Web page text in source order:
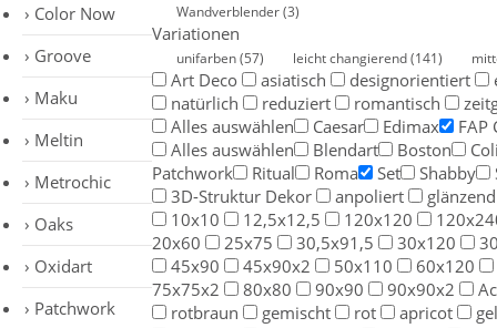
Color Now
Groove
Maku
Meltin
Metrochic
Oaks
Oxidart
Patchwork
Wandverblender(3)
Variationen
unifarben(57) leicht changierend(141)
Art Deco asiatisch designorientiert
natürlich
reduziert romantisch
Alles auswählen
Caesar Edimax
FAP
Alles auswählen
Blendart Boston
Patchwork
Ritual Roma Set Shabby
3D-Struktur Dekor
anpoliert
glänzend
10x10
12,5x12,5 120x120
20x60
25x75 30,5x91,5 30x120
45x90
45x90x2 50x110
60x120
75x75x2
80x80 90x90 90x90x2
rotbraun
gemischt rot apricot